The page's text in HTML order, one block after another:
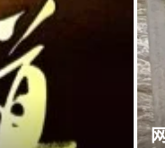
，质疑泄洪未提